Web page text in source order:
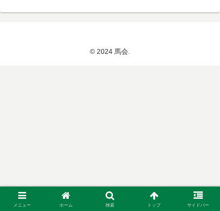
© 2024 馬会.
メニュー ホーム 検索 トップ サイドバー